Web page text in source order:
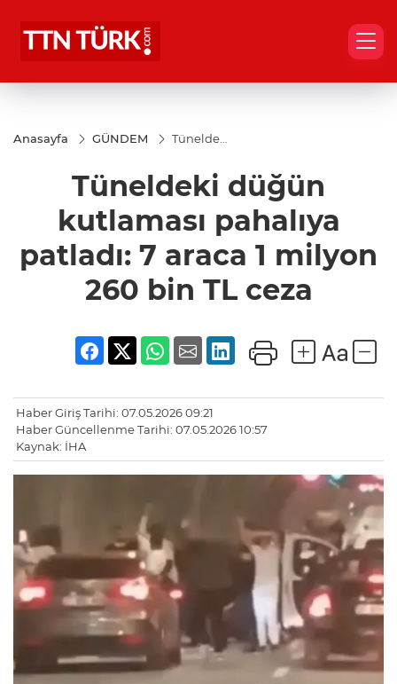
Anasayfa GÜNDEM
Tüneldeki
pahalıya
patladı: 7
milyon
TL ceza
Tüneldeki düğün
kutlaması pahalıya
patladı: 7 araca 1 milyon
260 bin TL ceza
Haber Giriş Tarihi: 07.05.2026 09:21
Haber Güncellenme Tarihi: 07.05.2026 10:57
Kaynak: İHA